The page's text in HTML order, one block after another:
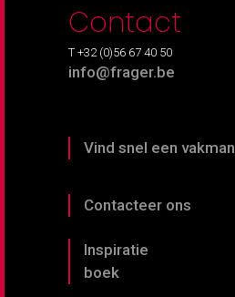
Contact
T +32 (0)56 67 40 50
info@frager.be
Vind snel een vakman
Contacteer ons
Inspiratie
boek